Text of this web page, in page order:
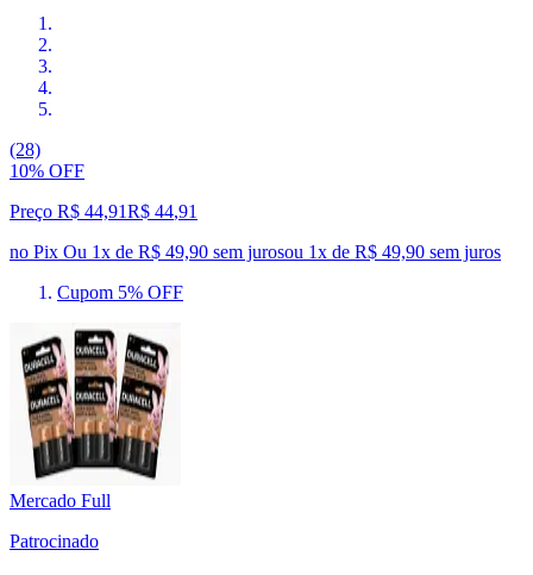
(28)
10% OFF
Preço R$ 44,91R$ 44,91
no Pix Ou 1x de R$ 49,90 sem jurosou 1x de R$ 49,90 sem juros
Cupom 5% OFF
Mercado Full
Patrocinado